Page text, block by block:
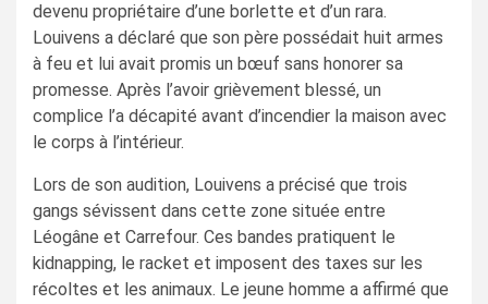
devenu propriétaire d’une borlette et d’un rara.
Louivens a déclaré que son père possédait huit armes
à feu et lui avait promis un bœuf sans honorer sa
promesse. Après l’avoir grièvement blessé, un
complice l’a décapité avant d’incendier la maison avec
le corps à l’intérieur.
Lors de son audition, Louivens a précisé que trois
gangs sévissent dans cette zone située entre
Léogâne et Carrefour. Ces bandes pratiquent le
kidnapping, le racket et imposent des taxes sur les
récoltes et les animaux. Le jeune homme a affirmé que